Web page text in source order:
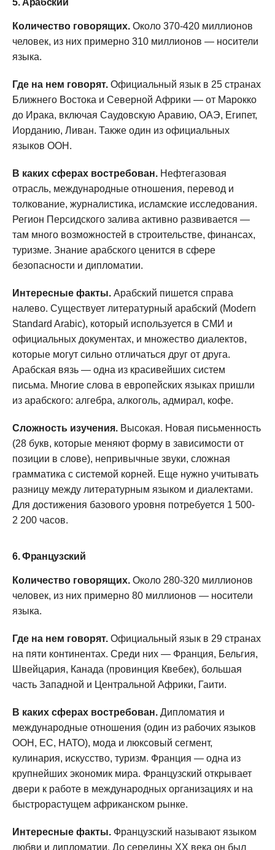
5. Арабский
Количество говорящих. Около 370-420 миллионов
человек, из них примерно 310 миллионов — носители
языка.
Где на нем говорят. Официальный язык в 25 странах
Ближнего Востока и Северной Африки — от Марокко
до Ирака, включая Саудовскую Аравию, ОАЭ, Египет,
Иорданию, Ливан. Также один из официальных
языков ООН.
В каких сферах востребован. Нефтегазовая
отрасль, международные отношения, перевод и
толкование, журналистика, исламские исследования.
Регион Персидского залива активно развивается —
там много возможностей в строительстве, финансах,
туризме. Знание арабского ценится в сфере
безопасности и дипломатии.
Интересные факты. Арабский пишется справа
налево. Существует литературный арабский (Modern
Standard Arabic), который используется в СМИ и
официальных документах, и множество диалектов,
которые могут сильно отличаться друг от друга.
Арабская вязь — одна из красивейших систем
письма. Многие слова в европейских языках пришли
из арабского: алгебра, алкоголь, адмирал, кофе.
Сложность изучения. Высокая. Новая письменность
(28 букв, которые меняют форму в зависимости от
позиции в слове), непривычные звуки, сложная
грамматика с системой корней. Еще нужно учитывать
разницу между литературным языком и диалектами.
Для достижения базового уровня потребуется 1 500-
2 200 часов.
6. Французский
Количество говорящих. Около 280-320 миллионов
человек, из них примерно 80 миллионов — носители
языка.
Где на нем говорят. Официальный язык в 29 странах
на пяти континентах. Среди них — Франция, Бельгия,
Швейцария, Канада (провинция Квебек), большая
часть Западной и Центральной Африки, Гаити.
В каких сферах востребован. Дипломатия и
международные отношения (один из рабочих языков
ООН, ЕС, НАТО), мода и люксовый сегмент,
кулинария, искусство, туризм. Франция — одна из
крупнейших экономик мира. Французский открывает
двери к работе в международных организациях и на
быстрорастущем африканском рынке.
Интересные факты. Французский называют языком
любви и дипломатии. До середины XX века он был